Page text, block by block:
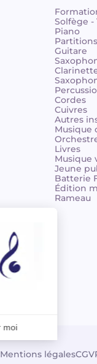
Solfège -
Piano
Guitare
Cordes
Cuivres
Autres
Musique
Livres
Musique
Jeune
Batterie
Édition
Rameau
Mentions légalesCGV